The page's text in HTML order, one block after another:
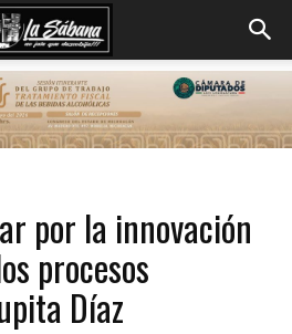
por la innovación
procesos
Díaz